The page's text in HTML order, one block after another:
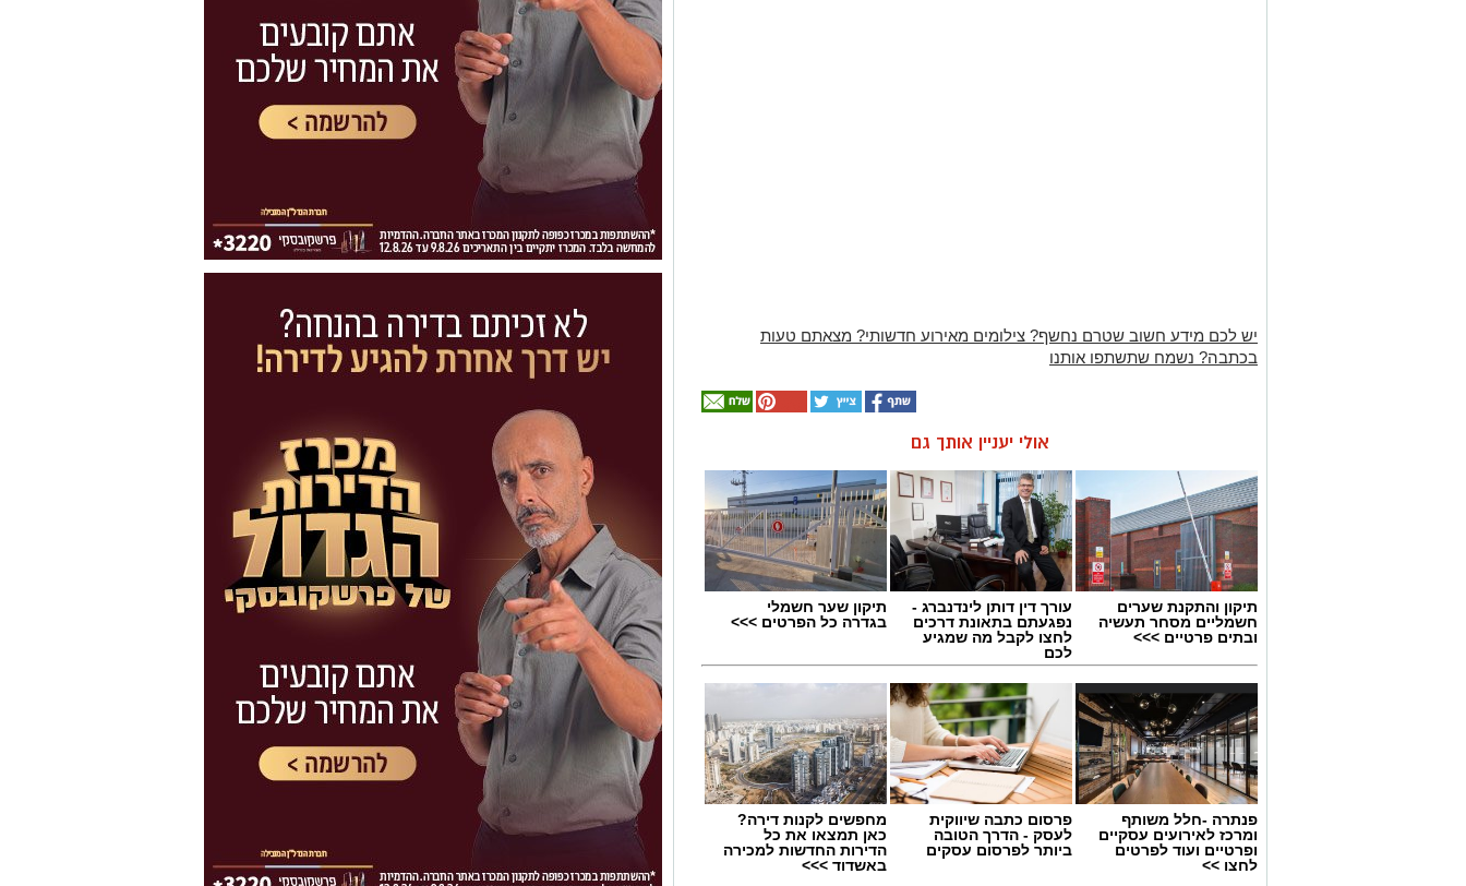
יש לכם מידע חשוב שטרם נחשף? צילומים מאירוע חדשותי? מצאתם טעות
בכתבה? נשמח שתשתפו אותנו
אולי יעניין אותך גם
תיקון והתקנת שערים
חשמליים מסחר תעשיה
ובתים פרטיים >>>
עורך דין דותן לינדנברג -
נפגעתם בתאונת דרכים
לחצו לקבל מה שמגיע
לכם
תיקון שער חשמלי
בגדרה כל הפרטים >>>
פנתרה -חלל משותף
ומרכז לאירועים עסקיים
ופרטיים ועוד לפרטים
לחצו >>
פרסום כתבה שיווקית
לעסק - הדרך הטובה
ביותר לפרסום עסקים
מחפשים לקנות דירה?
כאן תמצאו את כל
הדירות החדשות למכירה
באשדוד >>>